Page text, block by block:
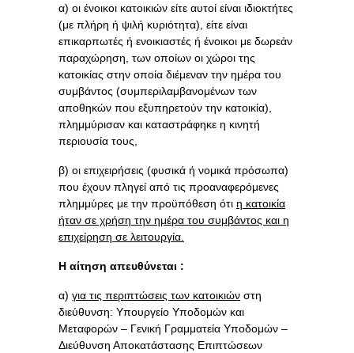
α) οι ένοικοι κατοικιών είτε αυτοί είναι ιδιοκτήτες
(με πλήρη ή ψιλή κυριότητα), είτε είναι
επικαρπωτές ή ενοικιαστές ή ένοικοι με δωρεάν
παραχώρηση, των οποίων οι χώροι της
κατοικίας στην οποία διέμεναν την ημέρα του
συμβάντος (συμπεριλαμβανομένων των
αποθηκών που εξυπηρετούν την κατοικία),
πλημμύρισαν και καταστράφηκε η κινητή
περιουσία τους,
β) οι επιχειρήσεις (φυσικά ή νομικά πρόσωπα)
που έχουν πληγεί από τις προαναφερόμενες
πλημμύρες με την προϋπόθεση ότι η κατοικία
ήταν σε χρήση την ημέρα του συμβάντος και η
επιχείρηση σε λειτουργία.
Η αίτηση απευθύνεται :
α) για τις περιπτώσεις των κατοικιών στη
διεύθυνση: Υπουργείο Υποδομών και
Μεταφορών – Γενική Γραμματεία Υποδομών –
Διεύθυνση Αποκατάστασης Επιπτώσεων